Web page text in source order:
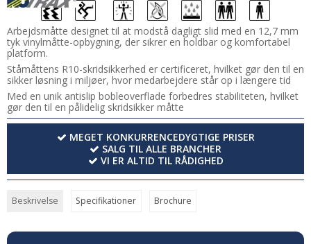
Arbejdsmåtte designet til at modstå dagligt slid med en 12,7 mm
tyk vinylmåtte-opbygning, der sikrer en holdbar og komfortabel
platform.
Ståmåttens R10-skridsikkerhed er certificeret, hvilket gør den til en
sikker løsning i miljøer, hvor medarbejdere står op i længere tid
Med en unik antislip bobleoverflade forbedres stabiliteten, hvilket
gør den til en pålidelig skridsikker måtte
MEGET KONKURRENCEDYGTIGE PRISER
SALG TIL ALLE BRANCHER
VI ER ALTID TIL RÅDIGHED
Beskrivelse Specifikationer Brochure